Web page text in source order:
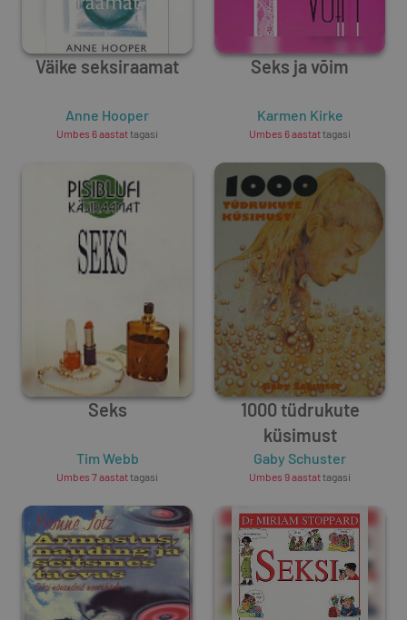
Väike seksiraamat
Anne Hooper
Umbes 6 aastattagasi
Seks ja võim
Karmen Kirke
Umbes 6 aastattagasi
Seks
Tim Webb
Umbes 7 aastattagasi
1000 tüdrukute
küsimust
Gaby Schuster
Umbes 9 aastattagasi